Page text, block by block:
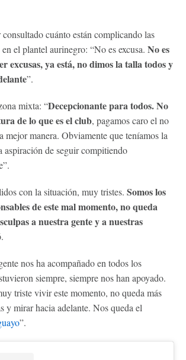
cuánto están complicando las
el plantel aurinegro: “No es excusa. No es
excusas, ya está, no dimos la talla todos y
”.
mixta: “Decepcionante para todos. No
de lo que es el club, pagamos caro el no
mejor manera. Obviamente que teníamos la
aspiración de seguir compitiendo
con la situación, muy tristes. Somos los
de este mal momento, no queda
a nuestra gente y a nuestras
nos ha acompañado en todos los
siempre, siempre nos han apoyado.
triste vivir este momento, no queda más
y mirar hacia adelante. Nos queda el
”.